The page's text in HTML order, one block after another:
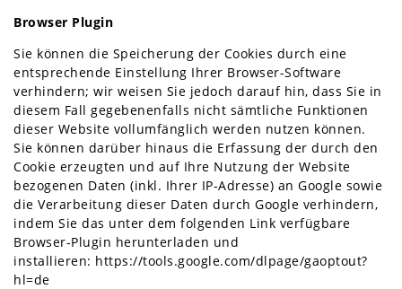
Browser Plugin
Sie können die Speicherung der Cookies durch eine
entsprechende Einstellung Ihrer Browser-Software
verhindern; wir weisen Sie jedoch darauf hin, dass Sie in
diesem Fall gegebenenfalls nicht sämtliche Funktionen
dieser Website vollumfänglich werden nutzen können.
Sie können darüber hinaus die Erfassung der durch den
Cookie erzeugten und auf Ihre Nutzung der Website
bezogenen Daten (inkl. Ihrer IP-Adresse) an Google sowie
die Verarbeitung dieser Daten durch Google verhindern,
indem Sie das unter dem folgenden Link verfügbare
Browser-Plugin herunterladen und
installieren: https://tools.google.com/dlpage/gaoptout?
hl=de